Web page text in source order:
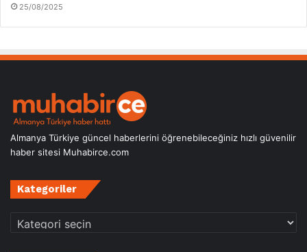
25/08/2025
Almanya Türkiye güncel haberlerini öğrenebileceğiniz hızlı güvenilir
haber sitesi Muhabirce.com
Kategoriler
Kategoriler